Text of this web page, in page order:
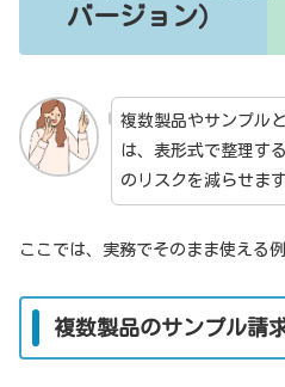
バージョン）
複数製品やサンプル
は、表形式で整理す
のリスクを減らせます
ここでは、実務でそのまま使える
複数製品のサンプル請